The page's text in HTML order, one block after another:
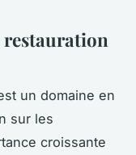
restauration
un domaine en
sur les
croissante